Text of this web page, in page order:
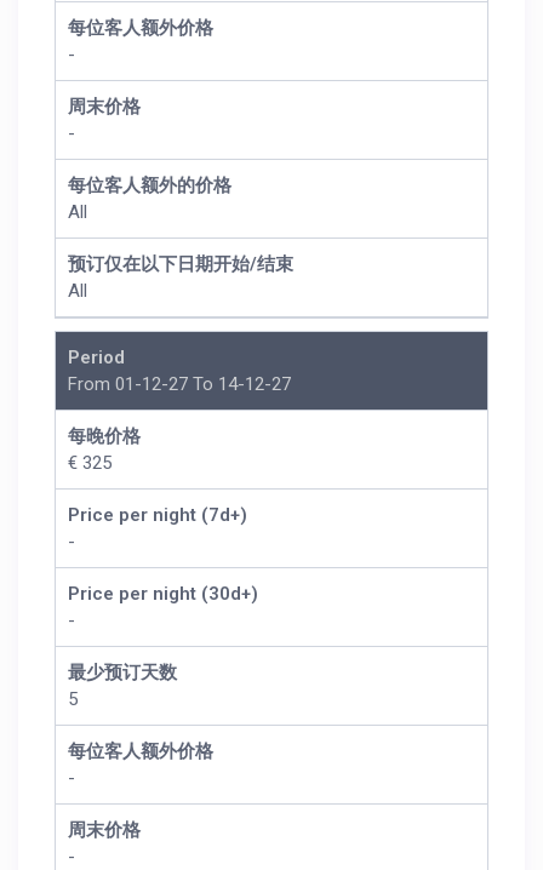
每位客人额外价格
-
周末价格
-
每位客人额外的价格
All
预订仅在以下日期开始/结束
All
Period
From 01-12-27 To 14-12-27
每晚价格
€ 325
Price per night (7d+)
-
Price per night (30d+)
-
最少预订天数
5
每位客人额外价格
-
周末价格
-